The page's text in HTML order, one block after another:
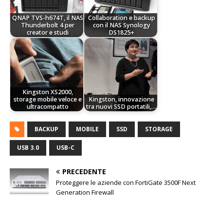
QNAP TVS-h674T, il NAS
Thunderbolt 4 per
creator e studi
Collaboration e backup
con il NAS Synology
DS1825+
Kingston XS2000,
storage mobile veloce e
ultracompatto
Kingston, innovazione
tra nuovi SSD portatili,…
BACKUP MOBILE SSD STORAGE
USB 3.0 USB-C
PRECEDENTE
Proteggere le aziende con FortiGate 3500F Next
Generation Firewall